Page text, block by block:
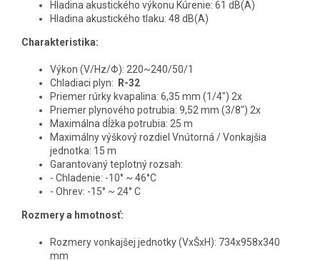
Hladina akustického výkonu Kúrenie: 61 dB(A)
Hladina akustického tlaku: 48 dB(A)
Charakteristika:
Výkon (V/Hz/Φ): 220~240/50/1
Chladiaci plyn:
R-32
Priemer rúrky kvapalina: 6,35 mm (1/4") 2x
Priemer plynového potrubia: 9,52 mm (3/8") 2x
Maximálna dĺžka potrubia: 25 m
Maximálny výškový rozdiel Vnútorná / Vonkajšia
jednotka: 15 m
Garantovaný teplotný rozsah:
- Chladenie: -10° ~ 46°C
- Ohrev: -15° ~ 24° C
Rozmery a hmotnosť:
Rozmery vonkajšej jednotky (VxŠxH): 734x958x340
mm